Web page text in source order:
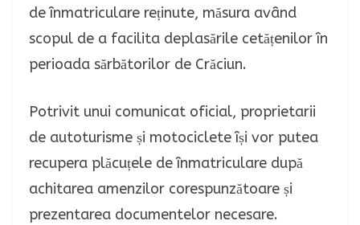
de înmatriculare reținute, măsura având
scopul de a facilita deplasările cetățenilor în
perioada sărbătorilor de Crăciun.
Potrivit unui comunicat oficial, proprietarii
de autoturisme și motociclete își vor putea
recupera plăcuțele de înmatriculare după
achitarea amenzilor corespunzătoare și
prezentarea documentelor necesare.